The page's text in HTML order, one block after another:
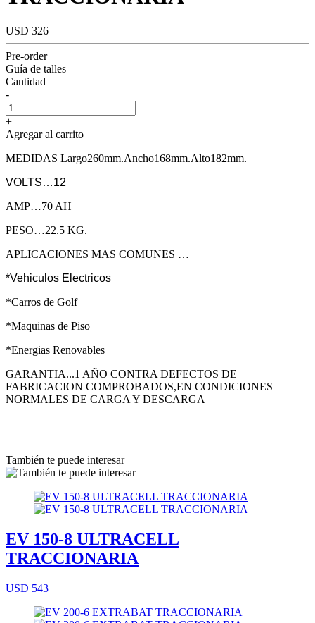
USD 326
Pre-order
Guía de talles
Cantidad
-
+
Agregar al carrito
MEDIDAS Largo260mm.Ancho168mm.Alto182mm.
VOLTS…12
AMP…70 AH
PESO…22.5 KG.
APLICACIONES MAS COMUNES …
*Vehiculos Electricos
*Carros de Golf
*Maquinas de Piso
*Energias Renovables
GARANTIA...1 AÑO CONTRA DEFECTOS DE
FABRICACION COMPROBADOS,EN CONDICIONES
NORMALES DE CARGA Y DESCARGA
También te puede interesar
EV 150-8 ULTRACELL
TRACCIONARIA
USD 543